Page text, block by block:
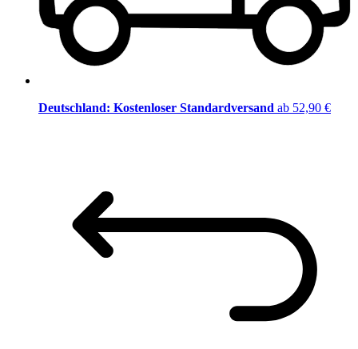
Deutschland: Kostenloser Standardversand ab 52,90 €